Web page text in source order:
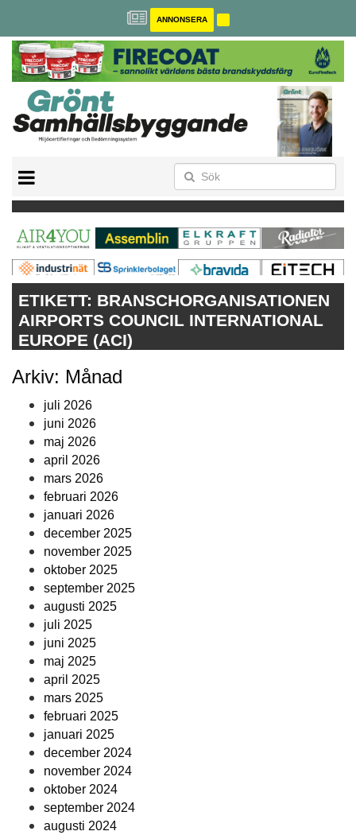
ANNONSERA
MILJÖBYGGNAD
NOLLCO2
CITYLAB
GREENBUILDING
ANNONSERA
ETIKETT: BRANSCHORGANISATIONEN
AIRPORTS COUNCIL INTERNATIONAL
EUROPE (ACI)
Arkiv: Månad
juli 2026
juni 2026
maj 2026
april 2026
mars 2026
februari 2026
januari 2026
december 2025
november 2025
oktober 2025
september 2025
augusti 2025
juli 2025
juni 2025
maj 2025
april 2025
mars 2025
februari 2025
januari 2025
december 2024
november 2024
oktober 2024
september 2024
augusti 2024